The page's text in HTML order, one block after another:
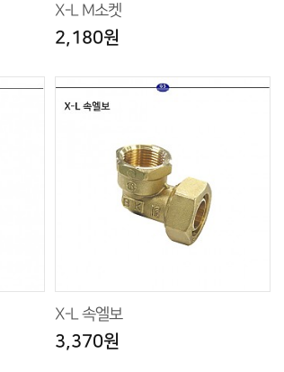
X-L M소켓
2,180원
X-L 속엘보
3,370원